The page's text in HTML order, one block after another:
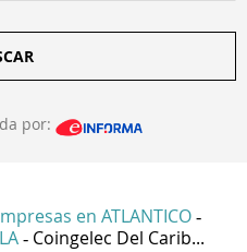
por:
en ATLANTICO -
- Coingelec Del Carib...